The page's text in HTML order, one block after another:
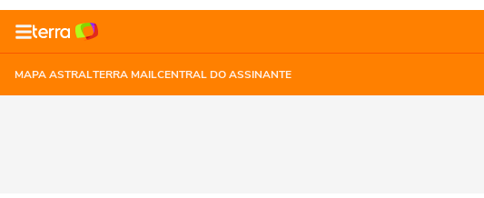
MAPA ASTRALTERRA MAILCENTRAL DO ASSINANTE